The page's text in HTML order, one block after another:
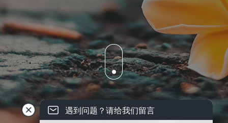
遇到问题？请给我们留言